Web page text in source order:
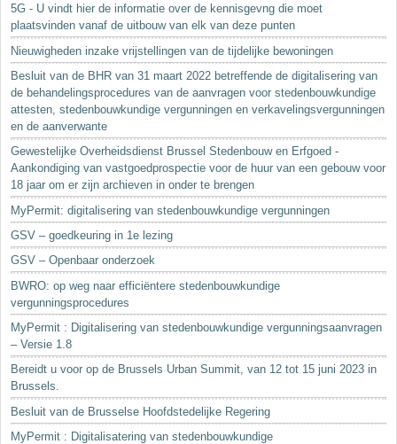
5G - U vindt hier de informatie over de kennisgevng die moet
plaatsvinden vanaf de uitbouw van elk van deze punten
Nieuwigheden inzake vrijstellingen van de tijdelijke bewoningen
Besluit van de BHR van 31 maart 2022 betreffende de digitalisering van
de behandelingsprocedures van de aanvragen voor stedenbouwkundige
attesten, stedenbouwkundige vergunningen en verkavelingsvergunningen
en de aanverwante
Gewestelijke Overheidsdienst Brussel Stedenbouw en Erfgoed -
Aankondiging van vastgoedprospectie voor de huur van een gebouw voor
18 jaar om er zijn archieven in onder te brengen
MyPermit: digitalisering van stedenbouwkundige vergunningen
GSV – goedkeuring in 1e lezing
GSV – Openbaar onderzoek
BWRO: op weg naar efficiëntere stedenbouwkundige
vergunningsprocedures
MyPermit : Digitalisering van stedenbouwkundige vergunningsaanvragen
– Versie 1.8
Bereidt u voor op de Brussels Urban Summit, van 12 tot 15 juni 2023 in
Brussels.
Besluit van de Brusselse Hoofdstedelijke Regering
MyPermit : Digitalisatering van stedenbouwkundige